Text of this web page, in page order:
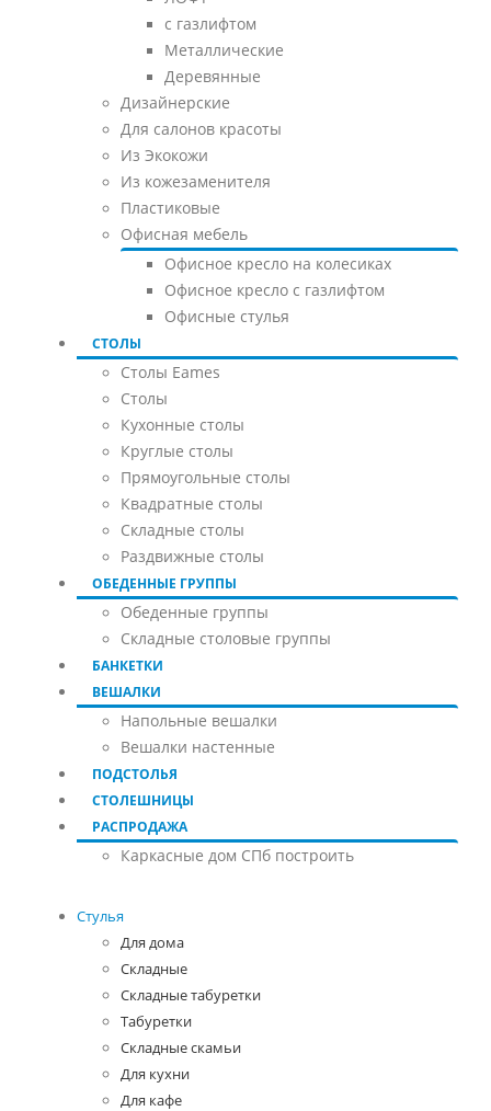
с газлифтом
Металлические
Деревянные
Дизайнерские
Для салонов красоты
Из Экокожи
Из кожезаменителя
Пластиковые
Офисная мебель
Офисное кресло на колесиках
Офисное кресло с газлифтом
Офисные стулья
СТОЛЫ
Столы Eames
Столы
Кухонные столы
Круглые столы
Прямоугольные столы
Квадратные столы
Складные столы
Раздвижные столы
ОБЕДЕННЫЕ ГРУППЫ
Обеденные группы
Складные столовые группы
БАНКЕТКИ
ВЕШАЛКИ
Напольные вешалки
Вешалки настенные
ПОДСТОЛЬЯ
СТОЛЕШНИЦЫ
РАСПРОДАЖА
Каркасные дом СПб построить
Стулья
Для дома
Складные
Складные табуретки
Табуретки
Складные скамьи
Для кухни
Для кафе